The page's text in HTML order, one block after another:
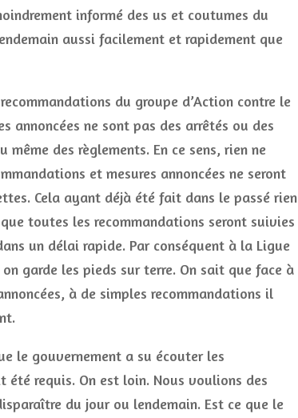
informé des us et coutumes du
aussi facilement et rapidement que
du groupe d’Action contre le
annoncées ne sont pas des arrêtés ou des
même des règlements. En ce sens, rien ne
et mesures annoncées ne seront
Cela ayant déjà été fait dans le passé rien
toutes les recommandations seront suivies
un délai rapide. Par conséquent à la Ligue
garde les pieds sur terre. On sait que face à
à de simples recommandations il
le gouvernement a su écouter les
requis. On est loin. Nous voulions des
du jour ou lendemain. Est ce que le